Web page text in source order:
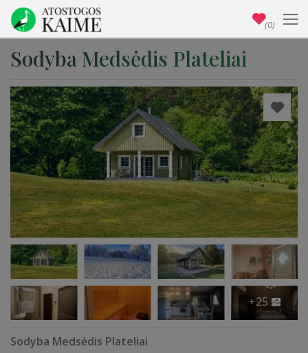
Sodyba Medsėdis Plateliai
+25
Sodyba Medsėdis Plateliai
(0)